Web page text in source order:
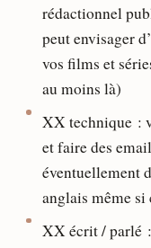
rédactionnel
peut envisager
vos films et
au moins là)
XX technique :
et faire des
éventuellement
anglais même si
XX écrit / parlé